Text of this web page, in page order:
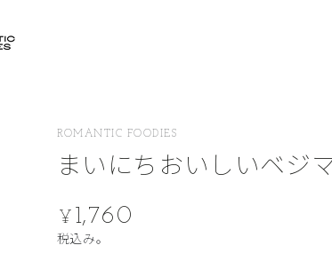
ROMANTIC FOODIES
まいにちおいしいベジ
定
価
¥ 1,760
税込み。